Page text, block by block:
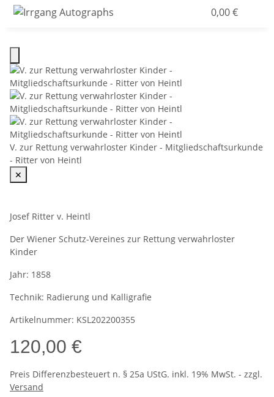
0,00 €
V. zur Rettung verwahrloster Kinder - Mitgliedschaftsurkunde
- Ritter von Heintl
✕
Josef Ritter v. Heintl
Der Wiener Schutz-Vereines zur Rettung verwahrloster
Kinder
Jahr: 1858
Technik: Radierung und Kalligrafie
Artikelnummer: KSL202200355
120,00 €
Preis Differenzbesteuert n. § 25a UStG. inkl. 19% MwSt. - zzgl.
Versand